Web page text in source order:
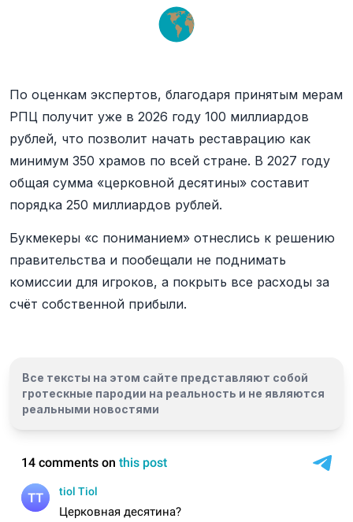
По оценкам экспертов, благодаря принятым мерам
РПЦ получит уже в 2026 году 100 миллиардов
рублей, что позволит начать реставрацию как
минимум 350 храмов по всей стране. В 2027 году
общая сумма «церковной десятины» составит
порядка 250 миллиардов рублей.
Букмекеры «с пониманием» отнеслись к решению
правительства и пообещали не поднимать
комиссии для игроков, а покрыть все расходы за
счёт собственной прибыли.
Все тексты на этом сайте представляют собой
гротескные пародии на реальность и не являются
реальными новостями